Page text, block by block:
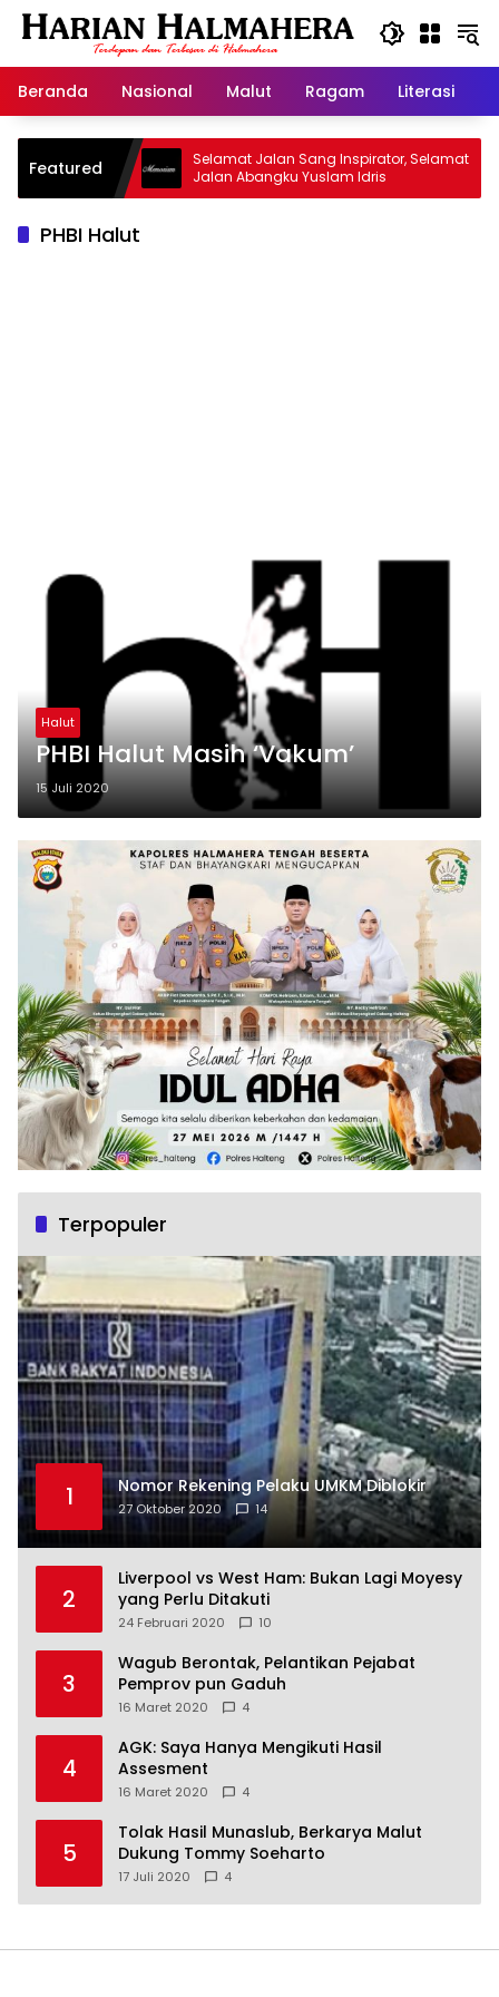
Langsung
Beranda
Nasional Malut Ragam Literasi
Featured
Warisan
Selamat Jalan Sang Inspirator, Selamat
Jalan Abangku Yuslam Idris
PHBI Halut
Halut
PHBI Halut Masih ‘Vakum’
15 Juli 2020
Terpopuler
1 Nomor Rekening Pelaku UMKM Diblokir
27 Oktober 2020 14
2
Liverpool vs West Ham: Bukan Lagi Moyesy
yang Perlu Ditakuti
24 Februari 2020 10
3
Wagub Berontak, Pelantikan Pejabat
Pemprov pun Gaduh
16 Maret 2020 4
4
AGK: Saya Hanya Mengikuti Hasil
Assesment
16 Maret 2020 4
5
Tolak Hasil Munaslub, Berkarya Malut
Dukung Tommy Soeharto
17 Juli 2020 4